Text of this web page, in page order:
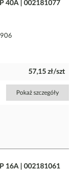
40A | 002181077
57,15 zł/szt
Pokaż szczegóły
16A | 002181061